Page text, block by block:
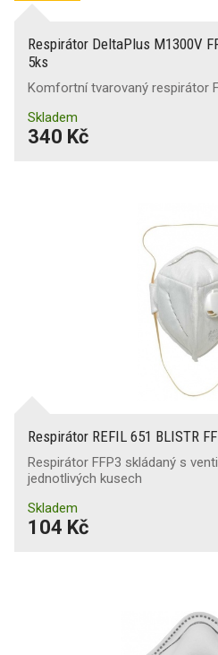
Respirátor DeltaPlus M1300V
5ks
Komfortní tvarovaný respirátor
Skladem
340 Kč
Respirátor REFIL 651 BLISTR
Respirátor FFP3 skládaný s
jednotlivých kusech
Skladem
104 Kč